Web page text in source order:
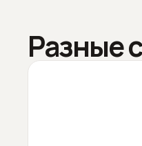
Разные